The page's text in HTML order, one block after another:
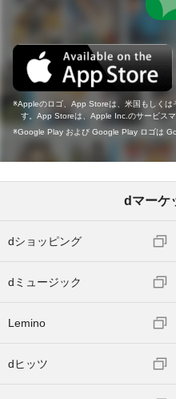
Appleのロゴ、App Storeは、米国もしく
す。App Storeは、Apple Inc.のサービスマ
Google Play および Google Play ロゴは
dマーケ
dショッピング
dミュージック
Lemino
dヒッツ